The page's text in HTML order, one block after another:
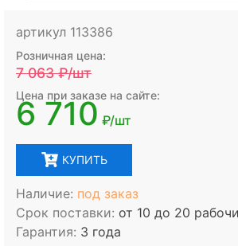
артикул 113386
Розничная цена:
7 063₽/шт
Цена при заказе на сайте:
6 710 ₽/шт
КУПИТЬ
Наличие: под заказ
Срок поставки: от 10 до 20
Гарантия: 3 года